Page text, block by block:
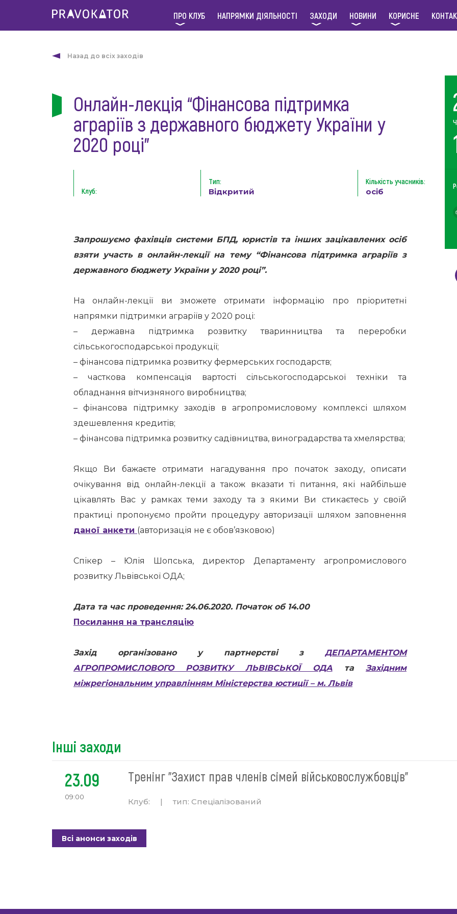
ПРО КЛУБ НАПРЯМКИ ДІЯЛЬНОСТІ ЗАХОДИ НОВИНИ КОРИСНЕ
Назад до всіх заходів
Онлайн-лекція “Фінансова підтримка
аграріїв з державного бюджету України у
2020 році”
Клуб:
Тип:
Відкритий
Кількість учасників:
осіб
Запрошуємо фахівців системи БПД, юристів та інших зацікавлених осіб
взяти участь в онлайн-лекції на тему “Фінансова підтримка аграріїв з
державного бюджету України у 2020 році”.
На онлайн-лекції ви зможете отримати інформацію про пріоритетні
напрямки підтримки аграріїв у 2020 році:
– державна підтримка розвитку тваринництва та переробки
сільськогосподарської продукції;
– фінансова підтримка розвитку фермерських господарств;
– часткова компенсація вартості сільськогосподарської техніки та
обладнання вітчизняного виробництва;
– фінансова підтримку заходів в агропромисловому комплексі шляхом
здешевлення кредитів;
– фінансова підтримка розвитку садівництва, виноградарства та хмелярства;
Якщо Ви бажаєте отримати нагадування про початок заходу, описати
очікування від онлайн-лекції а також вказати ті питання, які найбільше
цікавлять Вас у рамках теми заходу та з якими Ви стикаєтесь у своїй
практиці пропонуємо пройти процедуру авторизації шляхом заповнення
даної анкети (авторизація не є обов’язковою)
Спікер – Юлія Шопська, директор Департаменту агропромислового
розвитку Львівської ОДА;
Дата та час проведення: 24.06.2020. Початок об 14.00
Посилання на трансляцію
Захід організовано у партнерстві з ДЕПАРТАМЕНТОМ
АГРОПРОМИСЛОВОГО РОЗВИТКУ ЛЬВІВСЬКОЇ ОДАтаЗахідним
міжрегіональним управлінням Міністерства юстиції – м. Львів
Інші заходи
23.09
09:00
Тренінг "Захист прав членів сімей військовослужбовців"
Клуб: | тип: Спеціалізований
Всі анонси заходів